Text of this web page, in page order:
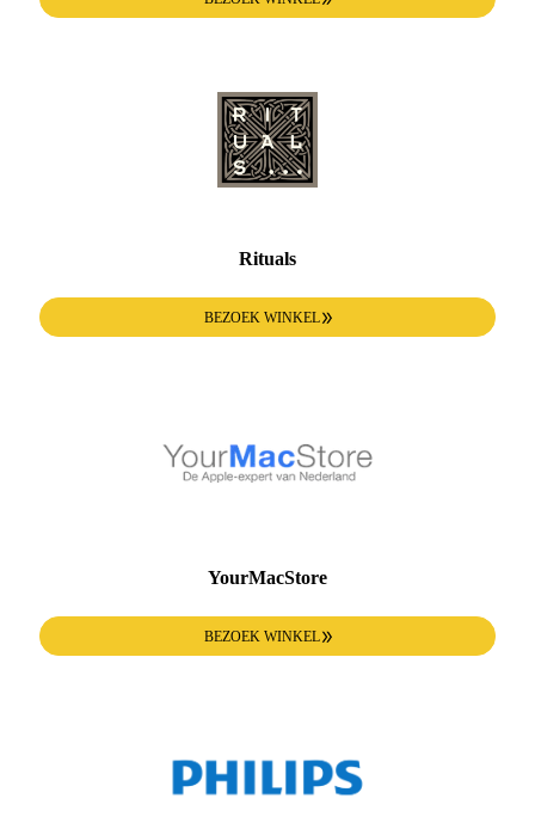
Rituals
BEZOEK WINKEL
YourMacStore
BEZOEK WINKEL